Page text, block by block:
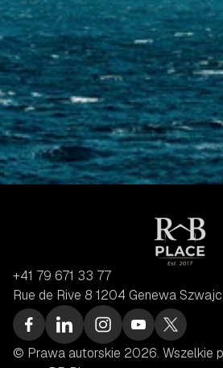
+41 79 671 33 77
Rue de Rive 8 1204 Genewa
© Prawa autorskie 2026. Wszelkie